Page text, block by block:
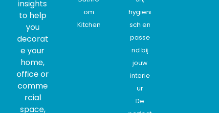
insights
to help
you
decorat
e your
home,
office or
comme
rcial
space,
om
Kitchen
hygiëni
sch en
passe
nd bij
jouw
interie
ur
De